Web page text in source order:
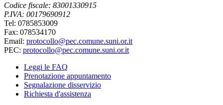
Codice fiscale: 83001330915
P.IVA: 00179690912
Tel: 0785853009
Fax: 078534170
Email: protocollo@pec.comune.suni.or.it
PEC: protocollo@pec.comune.suni.or.it
Leggi le FAQ
Prenotazione appuntamento
Segnalazione disservizio
Richiesta d'assistenza